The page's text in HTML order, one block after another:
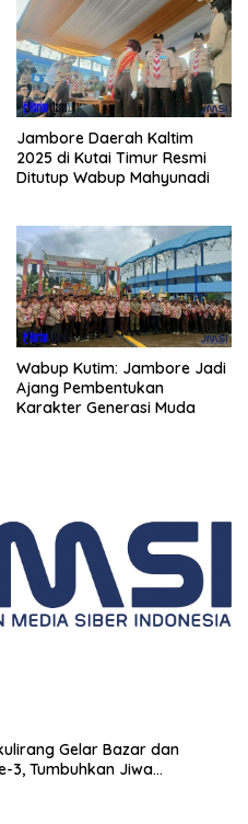
Jambore Daerah Kaltim
2025 di Kutai Timur Resmi
Ditutup Wabup Mahyunadi
Wabup Kutim: Jambore Jadi
Ajang Pembentukan
Karakter Generasi Muda
Gelar Bazar dan
3, Tumbuhkan Jiwa